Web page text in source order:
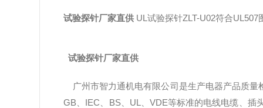
试验探针厂家直供 UL试验探针ZLT-U02符合
试验探针厂家直供
广州市智力通机电有限公司是生产电器产品质量
GB、IEC、BS、UL、VDE等标准的电线电缆、插